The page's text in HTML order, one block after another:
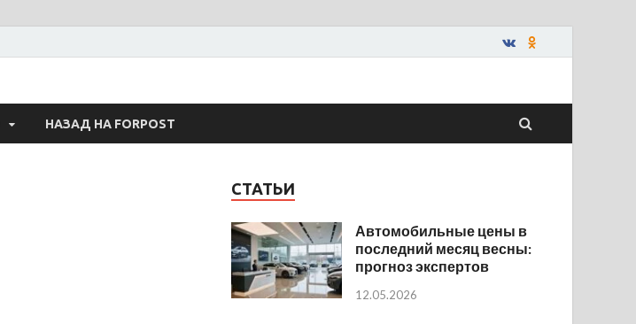
НАЗАД НА FORPOST
СТАТЬИ
Автомобильные цены в
последний месяц весны:
прогноз экспертов
12.05.2026